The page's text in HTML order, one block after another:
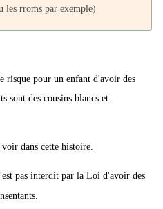
les rroms par exemple)
risque pour un enfant d'avoir des
sont des cousins blancs et
dans cette histoire.
pas interdit par la Loi d'avoir des